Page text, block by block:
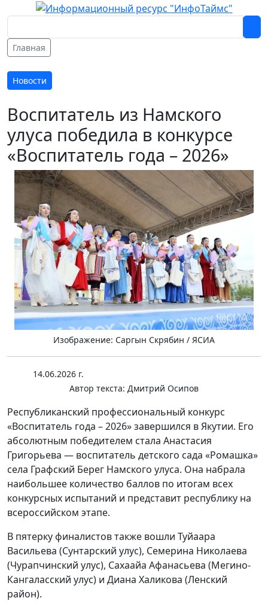
Главная
Новости
Воспитатель из Намского
улуса победила в конкурсе
«Воспитатель года – 2026»
Изображение: Саргын Скрябин / ЯСИА
14.06.2026 г.
Автор текста: Дмитрий Осипов
Республиканский профессиональный конкурс
«Воспитатель года – 2026» завершился в Якутии. Его
абсолютным победителем стала Анастасия
Григорьева — воспитатель детского сада «Ромашка»
села Графский Берег Намского улуса. Она набрала
наибольшее количество баллов по итогам всех
конкурсных испытаний и представит республику на
всероссийском этапе.
В пятерку финалистов также вошли Туйаара
Васильева (Сунтарский улус), Семерина Николаева
(Чурапчинский улус), Сахаайа Афанасьева (Мегино-
Кангаласский улус) и Диана Халикова (Ленский
район).